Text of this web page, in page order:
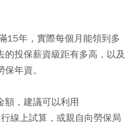
15年，實際每個月能領到多
的投保薪資級距有多高，以及
年資。
額，建議可以利用
線上試算，或親自向勞保局